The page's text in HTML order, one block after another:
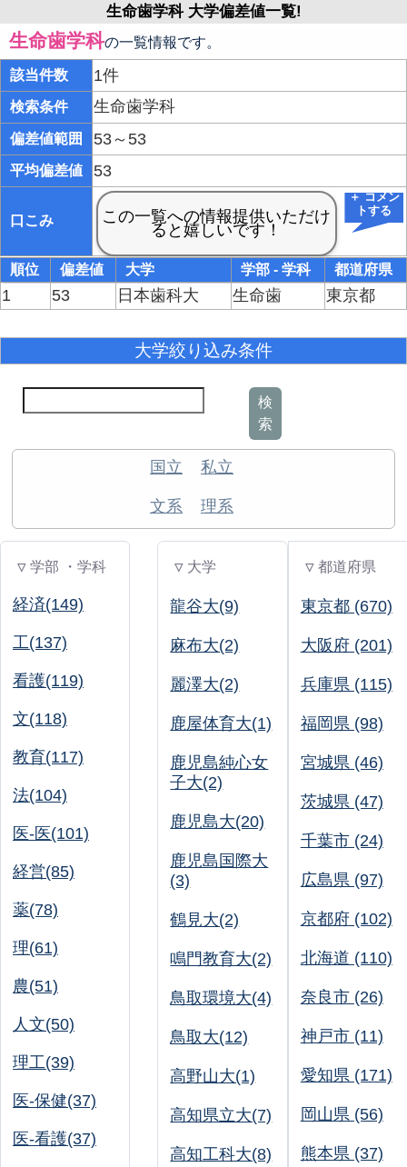
生命歯学科 大学偏差値一覧!
生命歯学科の一覧情報です。
該当件数 1件
検索条件 生命歯学科
偏差値範囲 53～53
平均偏差値 53
口こみ
＋ コメン
トする
順位 偏差値 大学 学部 - 学科 都道府県
1 53 日本歯科大 生命歯 東京都
大学絞り込み条件
検
索
国立 私立
文系 理系
▽ 学部 ・学科
経済(149)
工(137)
看護(119)
文(118)
教育(117)
法(104)
医-医(101)
経営(85)
薬(78)
理(61)
農(51)
人文(50)
理工(39)
医-保健(37)
医-看護(37)
▽ 大学
龍谷大(9)
麻布大(2)
麗澤大(2)
鹿屋体育大(1)
鹿児島純心女
子大(2)
鹿児島大(20)
鹿児島国際大
(3)
鶴見大(2)
鳴門教育大(2)
鳥取環境大(4)
鳥取大(12)
高野山大(1)
高知県立大(7)
高知工科大(8)
▽ 都道府県
東京都 (670)
大阪府 (201)
兵庫県 (115)
福岡県 (98)
宮城県 (46)
茨城県 (47)
千葉市 (24)
広島県 (97)
京都府 (102)
北海道 (110)
奈良市 (26)
神戸市 (11)
愛知県 (171)
岡山県 (56)
熊本県 (37)